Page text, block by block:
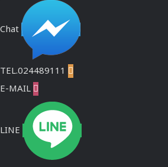
Chat
TEL.024489111 
E-MAIL 
LINE